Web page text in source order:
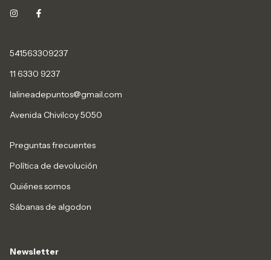
541563309237
11 6330 9237
lalineadepuntos@gmail.com
Avenida Chivilcoy 5050
Preguntas frecuentes
Política de devolución
Quiénes somos
Sábanas de algodon
Newsletter